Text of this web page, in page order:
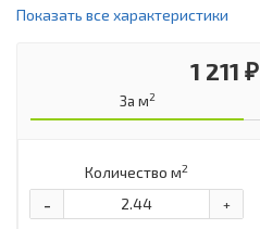
Показать все характеристики
1 211 ₽
За м2
Количество м2
+
-